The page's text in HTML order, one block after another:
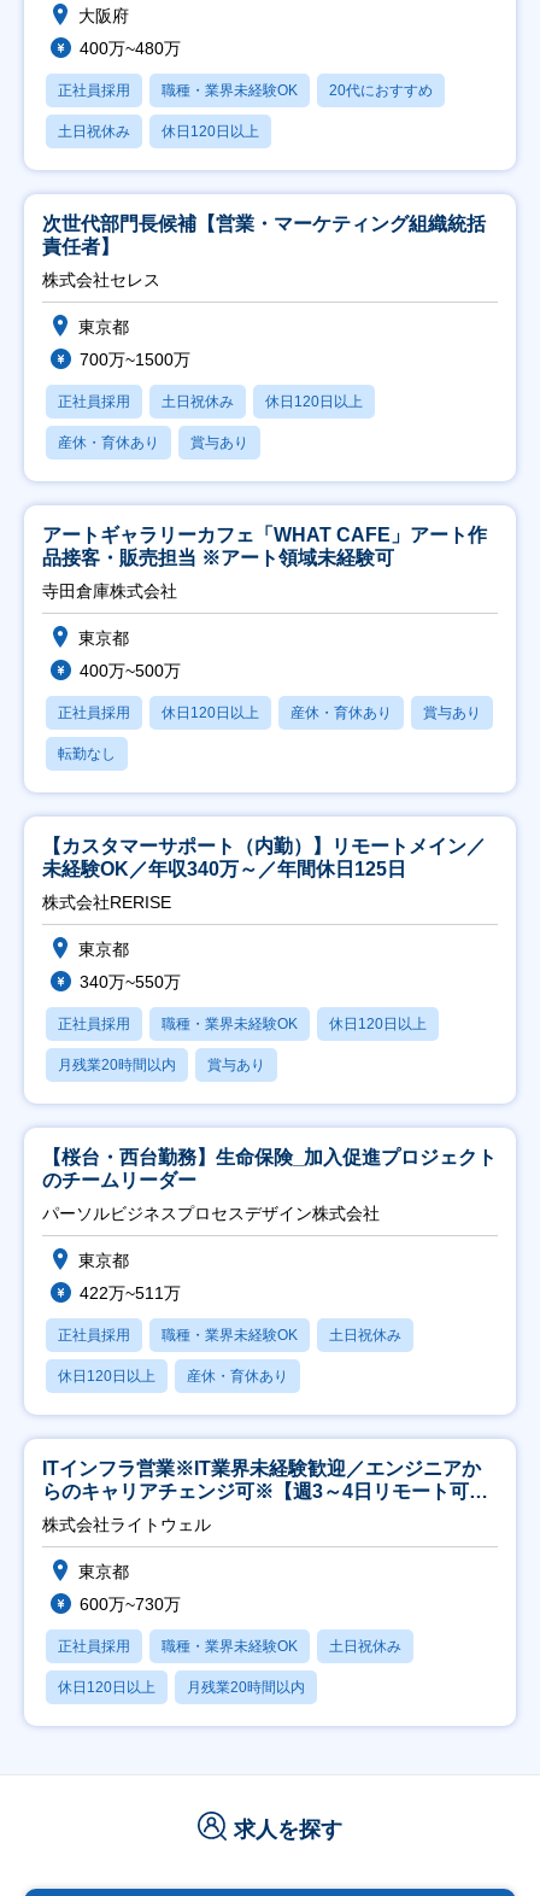
大阪府
400万~480万
正社員採用 職種・業界未経験OK 20代におすすめ
土日祝休み 休日120日以上
次世代部門長候補【営業・マーケティング組織統括
責任者】
株式会社セレス
東京都
700万~1500万
正社員採用 土日祝休み 休日120日以上
産休・育休あり 賞与あり
アートギャラリーカフェ「WHAT CAFE」アート作
品接客・販売担当 ※アート領域未経験可
寺田倉庫株式会社
東京都
400万~500万
正社員採用 休日120日以上 産休・育休あり 賞与あり
転勤なし
【カスタマーサポート（内勤）】リモートメイン／
未経験OK／年収340万～／年間休日125日
株式会社RERISE
東京都
340万~550万
正社員採用 職種・業界未経験OK 休日120日以上
月残業20時間以内 賞与あり
【桜台・西台勤務】生命保険_加入促進プロジェクト
のチームリーダー
パーソルビジネスプロセスデザイン株式会社
東京都
422万~511万
正社員採用 職種・業界未経験OK 土日祝休み
休日120日以上 産休・育休あり
ITインフラ営業※IT業界未経験歓迎／エンジニアか
らのキャリアチェンジ可※【週3～4日リモート可
能】
株式会社ライトウェル
東京都
600万~730万
正社員採用 職種・業界未経験OK 土日祝休み
休日120日以上 月残業20時間以内
求人を探す